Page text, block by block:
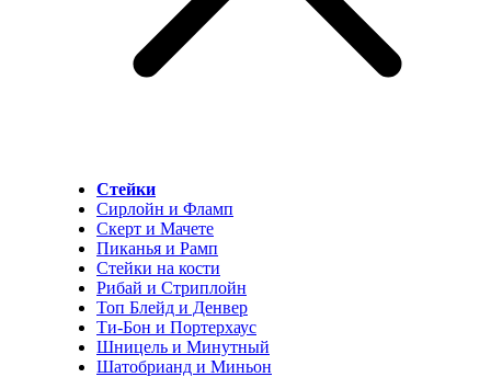
Стейки
Сирлойн и Фламп
Скерт и Мачете
Пиканья и Рамп
Стейки на кости
Рибай и Стриплойн
Топ Блейд и Денвер
Ти-Бон и Портерхаус
Шницель и Минутный
Шатобрианд и Миньон